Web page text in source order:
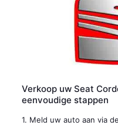
Verkoop uw Seat
eenvoudige stappen
1. Meld uw auto aan via